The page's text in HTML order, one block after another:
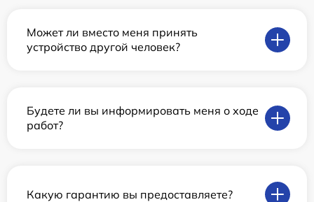
Может ли вместо меня принять
устройство другой человек?
Будете ли вы информировать меня о ходе
работ?
Какую гарантию вы предоставляете?